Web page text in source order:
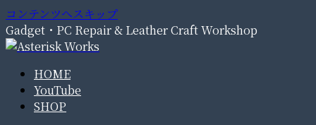
コンテンツへスキップ
Gadget・PC Repair & Leather Craft Workshop
HOME
YouTube
SHOP